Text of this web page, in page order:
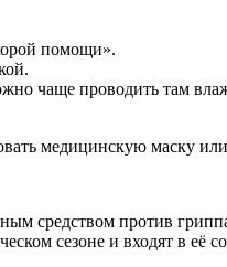
помощи».
чаще проводить там
медицинскую маску
средством против
сезоне и входят в её